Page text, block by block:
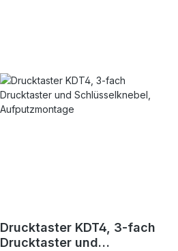
Drucktaster KDT4, 3-fach
Drucktaster und